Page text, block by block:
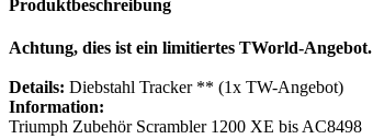
Produktbeschreibung
Achtung, dies ist ein limitiertes TWorld-Angebot.
Details: Diebstahl Tracker ** (1x TW-Angebot)
Information:
Triumph Zubehör Scrambler 1200 XE bis AC8498